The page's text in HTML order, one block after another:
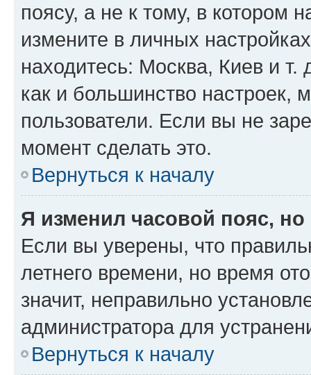
поясу, а не к тому, в котором
измените в личных
находитесь: Москва, Киев и т.
как и большинство настроек,
пользователи. Если вы не
момент сделать это.
Вернуться к началу
Я изменил часовой пояс,
Если вы уверены, что
летнего времени, но время
значит, неправильно
администратора для
Вернуться к началу